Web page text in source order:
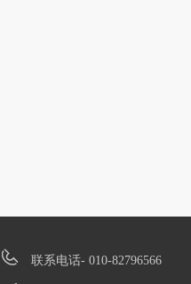
联系电话- 010-82796566